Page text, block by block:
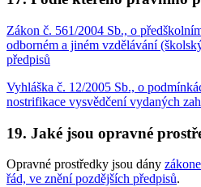
Zákon č. 561/2004 Sb., o
odborném a jiném vzdělávání
předpisů
Vyhláška č. 12/2005 Sb., o
nostrifikace vysvědčení vydaných
19. Jaké jsou opravné
Opravné prostředky jsou dány
řád, ve znění pozdějších předpisů.